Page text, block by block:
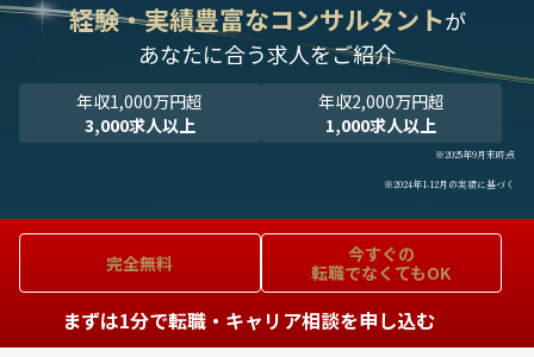
経験・実績豊富なコンサルタントが
あなたに合う求人をご紹介
年収1,000万円超
3,000求人以上
年収2,000万円超
1,000求人以上
※2025年9月末時点
※2024年1-12月の実績に基づく
完全無料
今すぐの
転職でなくてもOK
まずは1分で転職・キャリア相談を申し込む